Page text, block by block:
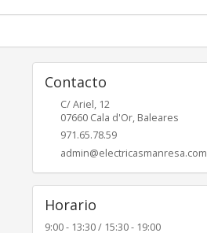
Contacto
C/ Ariel, 12
07660 Cala d'Or, Baleares
971.65.78.59
admin@electricasmanresa.com
Horario
9:00 - 13:30 / 15:30 - 19:00